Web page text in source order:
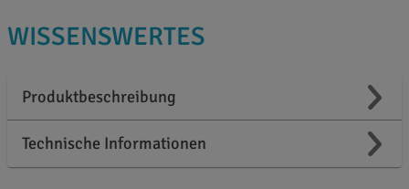
WISSENSWERTES
Produktbeschreibung
Technische Informationen